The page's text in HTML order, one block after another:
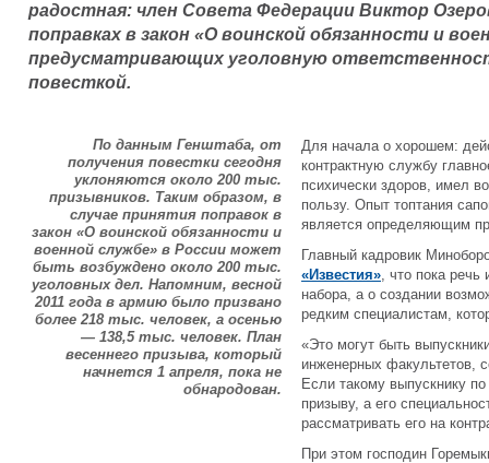
радостная: член Совета Федерации Виктор
поправках в закон «О воинской обязанности и
предусматривающих уголовную
повесткой.
По данным Генштаба, от
получения повестки сегодня
уклоняются около 200 тыс.
призывников. Таким образом, в
случае принятия поправок в
закон «О воинской обязанности и
военной службе» в России может
быть возбуждено около 200 тыс.
уголовных дел. Напомним, весной
2011 года в армию было призвано
более 218 тыс. человек, а осенью
— 138,5 тыс. человек. План
весеннего призыва, который
начнется 1 апреля, пока не
обнародован.
Для начала о хорошем:
контрактную службу
психически здоров, имел
пользу. Опыт топтания
является определяющим
Главный кадровик
«Известия», что пока речь
набора, а о создании
редким специалистам,
«Это могут быть
инженерных факультетов,
Если такому выпускнику
призыву, а его
рассматривать его на
При этом господин